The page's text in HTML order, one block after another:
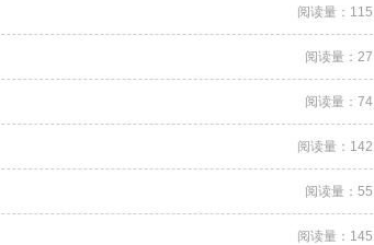
阅读量：115
阅读量：27
阅读量：74
阅读量：142
阅读量：55
阅读量：145